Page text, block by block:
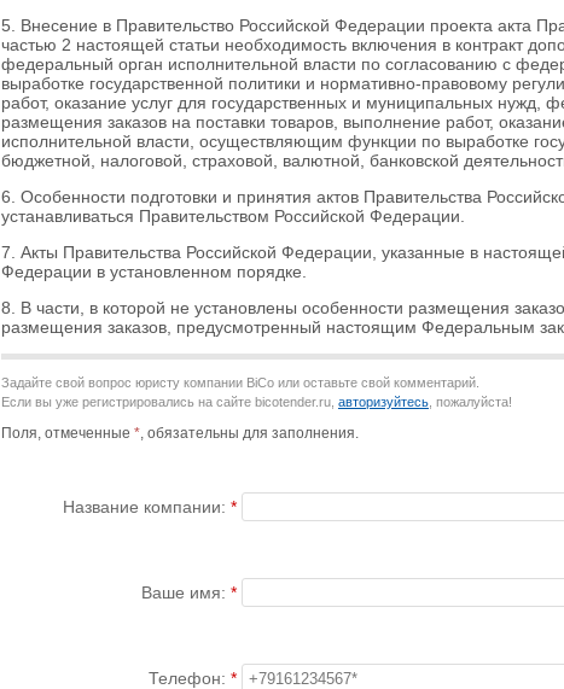
5. Внесение в Правительство Российской Федерации проекта акта
частью 2 настоящей статьи необходимость включения в контракт
федеральный орган исполнительной власти по согласованию с
выработке государственной политики и нормативно-правовому
работ, оказание услуг для государственных и муниципальных
размещения заказов на поставки товаров, выполнение работ,
исполнительной власти, осуществляющим функции по выработке
бюджетной, налоговой, страховой, валютной, банковской
6. Особенности подготовки и принятия актов Правительства
устанавливаться Правительством Российской Федерации.
7. Акты Правительства Российской Федерации, указанные в
Федерации в установленном порядке.
8. В части, в которой не установлены особенности размещения
размещения заказов, предусмотренный настоящим Федеральным
Задайте свой вопрос юристу компании BiCo или оставьте свой комментарий.
Если вы уже регистрировались на сайте bicotender.ru, авторизуйтесь , пожалуйста!
Поля, отмеченные *, обязательны для заполнения.
Название компании:
Ваше имя:
Телефон: